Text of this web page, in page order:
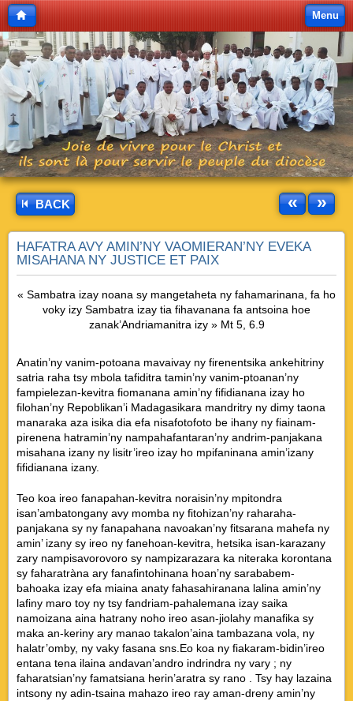
Menu
BACK « »
HAFATRA AVY AMIN’NY VAOMIERAN’NY EVEKA
MISAHANA NY JUSTICE ET PAIX
« Sambatra izay noana sy mangetaheta ny fahamarinana, fa ho
voky izy Sambatra izay tia fihavanana fa antsoina hoe
zanak’Andriamanitra izy » Mt 5, 6.9
Anatin’ny vanim-potoana mavaivay ny firenentsika ankehitriny
satria raha tsy mbola tafiditra tamin’ny vanim-ptoanan’ny
fampielezan-kevitra fiomanana amin’ny fifidianana izay ho
filohan’ny Repoblikan’i Madagasikara mandritry ny dimy taona
manaraka aza isika dia efa nisafotofoto be ihany ny fiainam-
pirenena hatramin’ny nampahafantaran’ny andrim-panjakana
misahana izany ny lisitr’ireo izay ho mpifaninana amin’izany
fifidianana izany.
Teo koa ireo fanapahan-kevitra noraisin’ny mpitondra
isan’ambatongany avy momba ny fitohizan’ny raharaha-
panjakana sy ny fanapahana navoakan’ny fitsarana mahefa ny
amin’ izany sy ireo ny fanehoan-kevitra, hetsika isan-karazany
zary nampisavorovoro sy nampizarazara ka niteraka korontana
sy faharatràna ary fanafintohinana hoan’ny sarababem-
bahoaka izay efa miaina anaty fahasahiranana lalina amin’ny
lafiny maro toy ny tsy fandriam-pahalemana izay saika
namoizana aina hatrany noho ireo asan-jiolahy manafika sy
maka an-keriny ary manao takalon’aina tambazana vola, ny
halatr’omby, ny vaky fasana sns.Eo koa ny fiakaram-bidin’ireo
entana tena ilaina andavan’andro indrindra ny vary ; ny
faharatsian’ny famatsiana herin’aratra sy rano . Tsy hay lazaina
intsony ny adin-tsaina mahazo ireo ray aman-dreny amin’ny